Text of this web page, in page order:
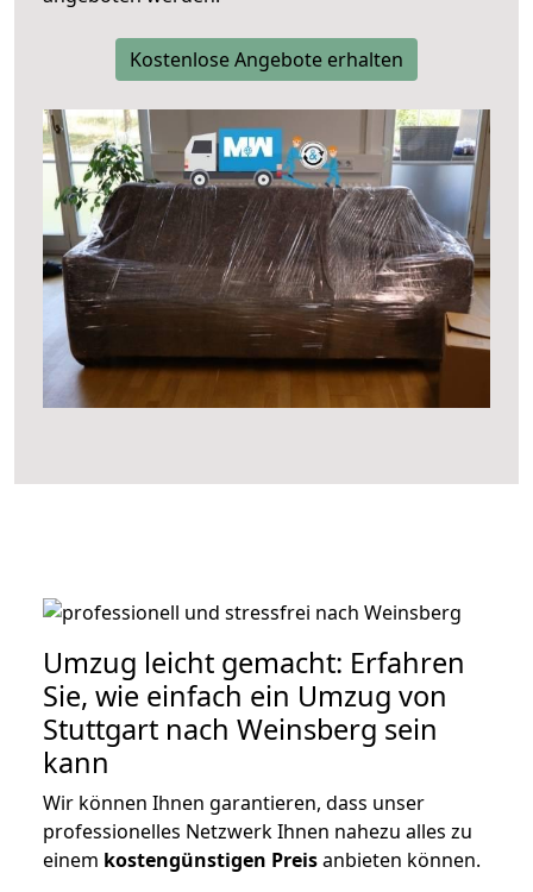
Kostenlose Angebote erhalten
Umzug leicht gemacht: Erfahren
Sie, wie einfach ein Umzug von
Stuttgart nach Weinsberg sein
kann
Wir können Ihnen garantieren, dass unser
professionelles Netzwerk Ihnen nahezu alles zu
einem kostengünstigen Preisanbieten können.